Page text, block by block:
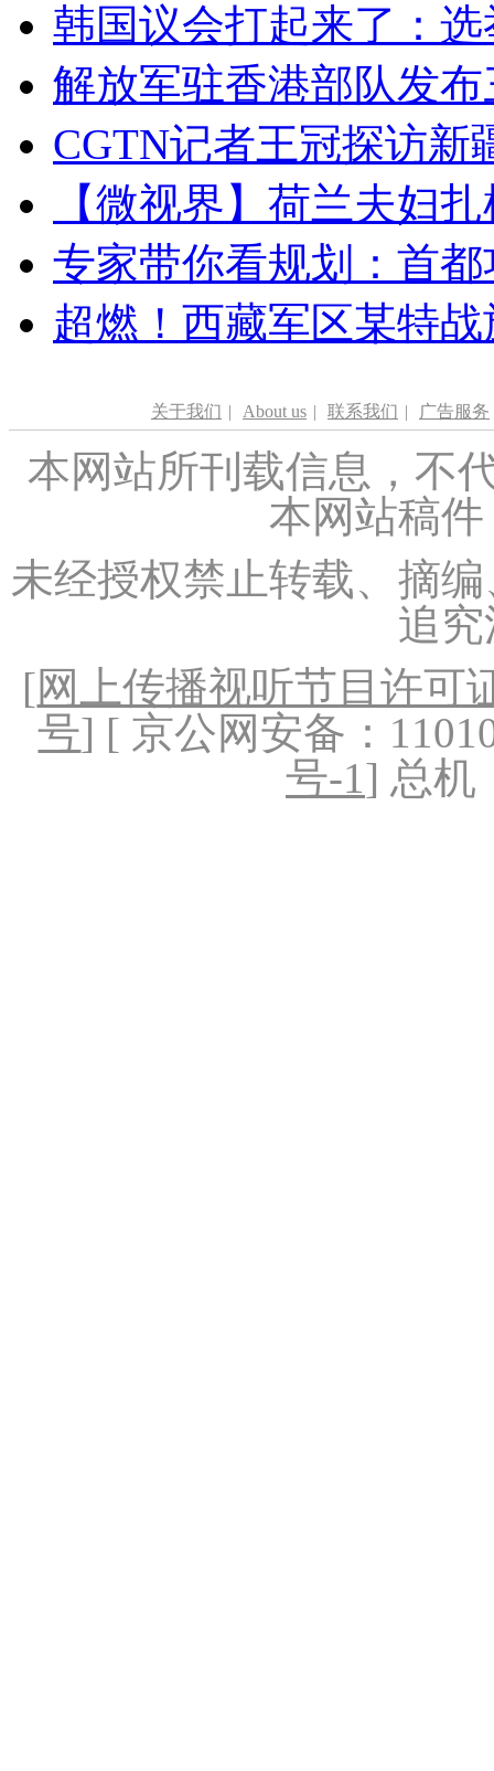
韩国议会打起来了：
解放军驻香港部队发
CGTN记者王冠探访新
【微视界】荷兰夫妇
专家带你看规划：首
超燃！西藏军区某特
关于我们 | About us | 联系我们 | 广告服务
本网站所刊载信息，不
本网站稿
未经授权禁止转载、摘
追
[网上传播视听节目许可
号] [ 京公网安备：
号-1] 总机